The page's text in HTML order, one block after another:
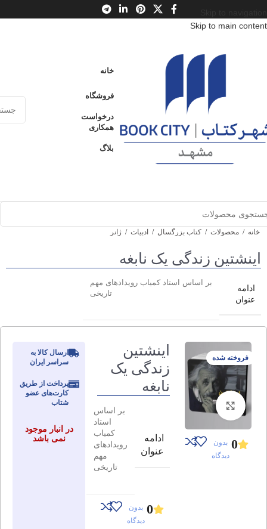
Skip to main content
خانه
فروشگاه
درخواست
همکاری
بلاگ
خانه / محصولات / کتاب بزرگسال / ادبیات / ژانر
اینشتین زندگی یک نابغه
ادامه
عنوان
بر اساس استاد کمیاب رویدادهای مهم
تاریخی
فروخته شده
برای بزرگنمایی کلیک کنید
0 بدون
دیدگاه
اینشتین
زندگی یک
نابغه
ادامه
عنوان
بر اساس
استاد
کمیاب
رویدادهای
مهم
تاریخی
0 بدون
دیدگاه
ارسال کالا به
سراسر ایران
پرداخت از طریق
کارت‌های عضو
شتاب
در انبار موجود
نمی باشد